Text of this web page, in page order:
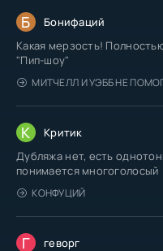
Б Бонифаций
Какая мерзость!
"Пип-шоу"
МИТЧЕЛЛ И УЭББ НЕ
К Критик
Дубляжа нет, есть
понимается многоголосый
КОНФУЦИЙ
Г геворг